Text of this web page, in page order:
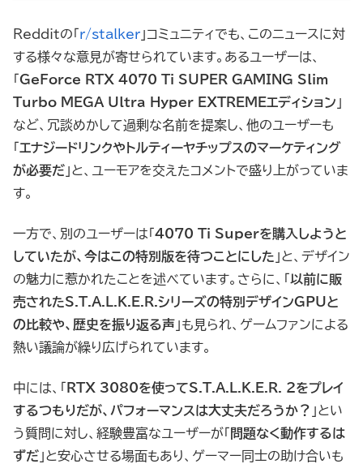
Redditの「r/stalker 」コミュニティでも、このニュースに対
する様々な意見が寄せられています。あるユーザーは、
「GeForce RTX 4070 Ti SUPER GAMING Slim
Turbo MEGA Ultra Hyper EXTREMEエディション 」
など、冗談めかして過剰な名前を提案し、他のユーザーも
「エナジードリンクやトルティーヤチップスのマーケティング
が必要だ 」と、ユーモアを交えたコメントで盛り上がっていま
す。
一方で、別のユーザーは「 4070 Ti Superを購入しようと
していたが、今はこの特別版を待つことにした 」と、デザイン
の魅力に惹かれたことを述べています。さらに、「 以前に販
売されたS.T.A.L.K.E.R.シリーズの特別デザインGPUと
の比較や、歴史を振り返る声 」も見られ、ゲームファンによる
熱い議論が繰り広げられています。
中には、「 RTX 3080を使ってS.T.A.L.K.E.R. 2をプレイ
するつもりだが、パフォーマンスは大丈夫だろうか？ 」とい
う質問に対し、経験豊富なユーザーが「 問題なく動作するは
ずだ 」と安心させる場面もあり、ゲーマー同士の助け合いも